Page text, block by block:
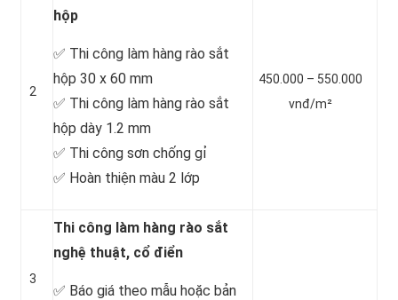
2
hộp
✅ Thi công làm hàng rào sắt
hộp 30 x 60 mm
✅ Thi công làm hàng rào sắt
hộp dày 1.2 mm
✅ Thi công sơn chống gỉ
✅ Hoàn thiện màu 2 lớp
450.000 – 550.000
vnđ/m²
3
Thi công làm hàng rào sắt
nghệ thuật, cổ điển
✅ Báo giá theo mẫu hoặc bản